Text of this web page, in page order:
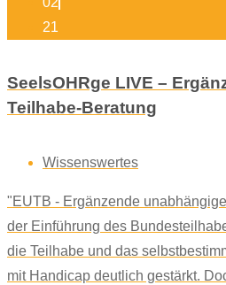
21
SeelsOHRge LIVE –
Teilhabe-Beratung
Wissenswertes
"EUTB - Ergänzende
der Einführung des
die Teilhabe und das
mit Handicap deutlich gestärkt.